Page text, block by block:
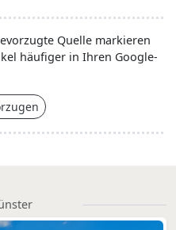
Quelle markieren
häufiger in Ihren Google-